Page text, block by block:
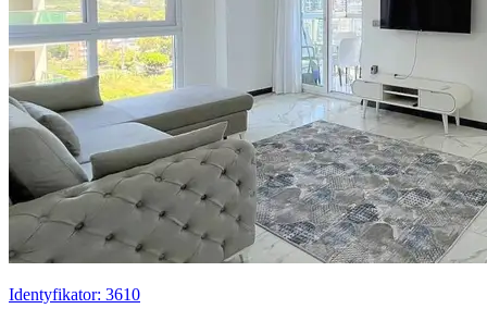
Identyfikator: 3610